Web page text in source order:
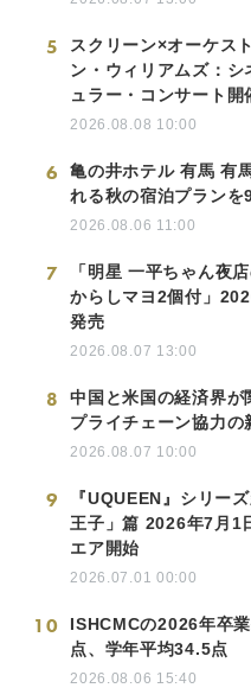
5
スクリーン×オーケス
ン・ウィリアムズ：シ
ュラー・コンサート開
2026.08.08 10:00
6
亀の井ホテル 有馬 有
れる秋の宿泊プランを
2026.08.06 11:00
7
「明星 一平ちゃん夜
からしマヨ2個付」
発売
2026.08.07 13:00
8
中国と米国の経済界が
プライチェーン協力の
2026.08.07 10:00
9
『UQUEEN』シリー
王子」篇 2026年7月1
エア開始
2026.07.01 00:00
10
ISHCMCの2026年卒
点、学年平均34.5点
2026.08.06 15:40